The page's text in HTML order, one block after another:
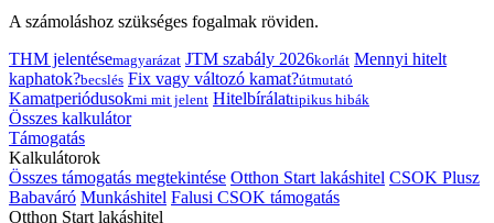
A számoláshoz szükséges fogalmak röviden.
THM jelentésemagyarázat JTM szabály 2026korlát Mennyi hitelt
kaphatok?becslés Fix vagy változó kamat?útmutató
Kamatperiódusokmi mit jelent Hitelbírálattipikus hibák
Összes kalkulátor
Támogatás
Kalkulátorok
Összes támogatás megtekintése Otthon Start lakáshitel CSOK Plusz
Babaváró Munkáshitel Falusi CSOK támogatás
Otthon Start lakáshitel